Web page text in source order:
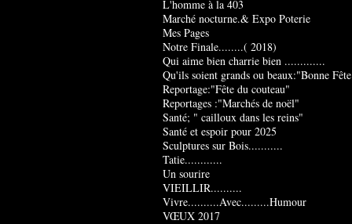
L'homme à la 403
Marché nocturne.& Expo Poterie
Mes Pages
Notre Finale........( 2018)
Qui aime bien charrie bien .............
Qu'ils soient grands ou beaux:"Bonne
Reportage:"Fête du couteau"
Reportages :"Marchés de noël"
Santé; " cailloux dans les reins"
Santé et espoir pour 2025
Sculptures sur Bois...........
Tatie............
Un sourire
VIEILLIR..........
Vivre..........Avec.........Humour
VŒUX 2017